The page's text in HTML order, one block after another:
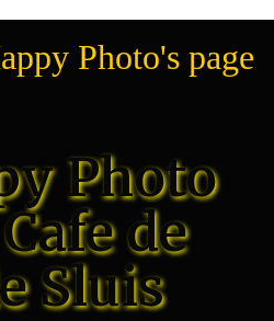
Photo's page
Photo
de
Sluis